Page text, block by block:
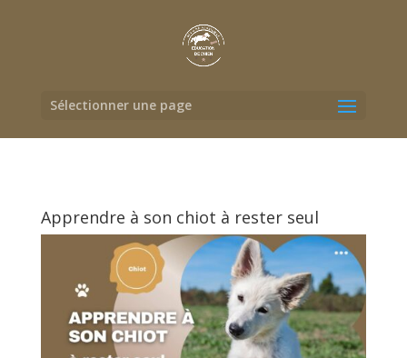
Sélectionner une page
Apprendre à son chiot à rester seul